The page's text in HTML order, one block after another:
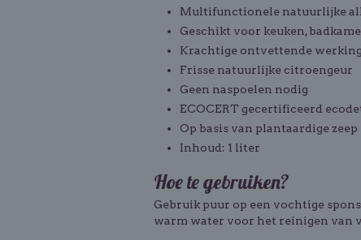
Multifunctionele natuurlijke
Geschikt voor keuken,
Krachtige ontvettende werking
Frisse natuurlijke citroengeur
Geen naspoelen nodig
ECOCERT gecertificeerd
Op basis van plantaardige
Inhoud: 1 liter
Hoe te gebruiken?
Gebruik puur op een vochtige
warm water voor het reinigen van